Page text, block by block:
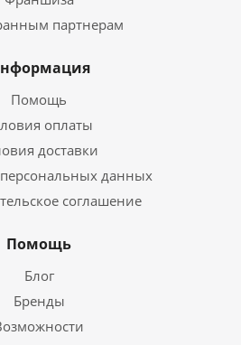
партнерам
Помощь
оплаты
доставки
данных
соглашение
Помощь
Блог
Бренды